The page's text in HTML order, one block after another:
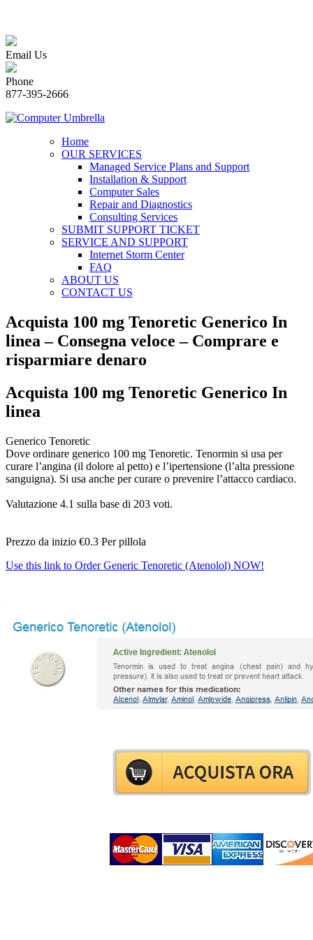
Email Us
Phone
877-395-2666
Home
OUR SERVICES
Managed Service Plans and Support
Installation & Support
Computer Sales
Repair and Diagnostics
Consulting Services
SUBMIT SUPPORT TICKET
SERVICE AND SUPPORT
Internet Storm Center
FAQ
ABOUT US
CONTACT US
Acquista 100 mg Tenoretic Generico In
linea – Consegna veloce – Comprare e
risparmiare denaro
Acquista 100 mg Tenoretic Generico In
linea
Generico Tenoretic
Dove ordinare generico 100 mg Tenoretic. Tenormin si usa per
curare l’angina (il dolore al petto) e l’ipertensione (l’alta pressione
sanguigna). Si usa anche per curare o prevenire l’attacco cardiaco.
Valutazione 4.1 sulla base di 203 voti.
Prezzo da inizio €0.3 Per pillola
Use this link to Order Generic Tenoretic (Atenolol) NOW!